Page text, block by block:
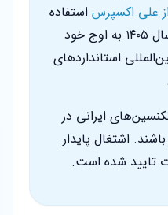
علی اکسپرس استفاده
کنید. اعتبار این مدارک در سال ۱۴۰۵ به اوج خود
استانداردهای
ایرانی در
اشتغال پایدار
تایید شده است.